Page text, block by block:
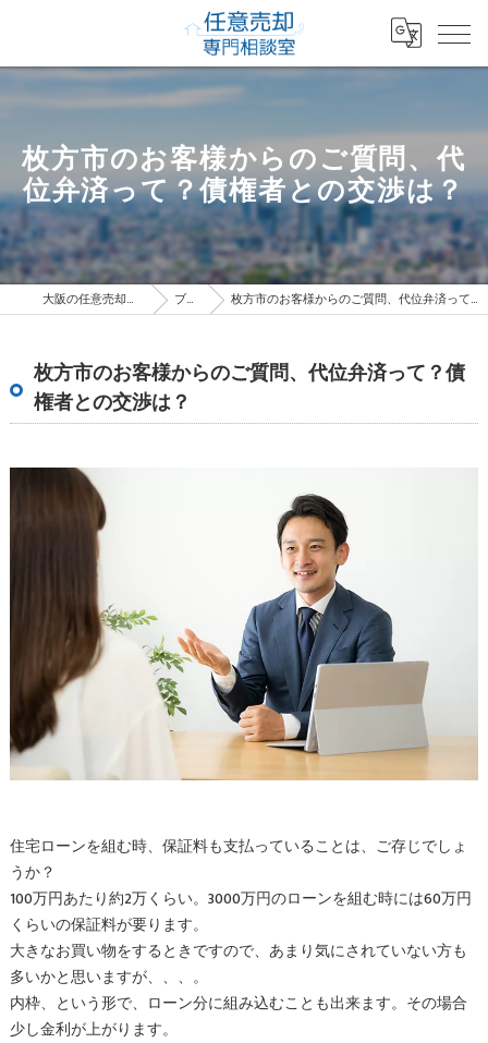
枚方市のお客様からのご質問、代
位弁済って？債権者との交渉は？
大阪の任意売却専門相談室 ブログ 枚方市のお客様からのご質問、代位弁済って？債権者との交渉は？
枚方市のお客様からのご質問、代位弁済って？債
権者との交渉は？
住宅ローンを組む時、保証料も支払っていることは、ご存じでしょ
うか？
100万円あたり約2万くらい。3000万円のローンを組む時には60万円
くらいの保証料が要ります。
大きなお買い物をするときですので、あまり気にされていない方も
多いかと思いますが、、、。
内枠、という形で、ローン分に組み込むことも出来ます。その場合
少し金利が上がります。